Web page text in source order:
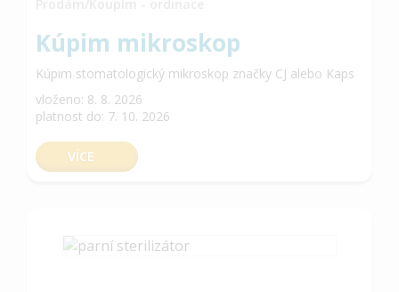
Kúpim mikroskop
Kúpim stomatologický mikroskop značky CJ alebo Kaps
vloženo: 8. 8. 2026
platnost do: 7. 10. 2026
VÍCE